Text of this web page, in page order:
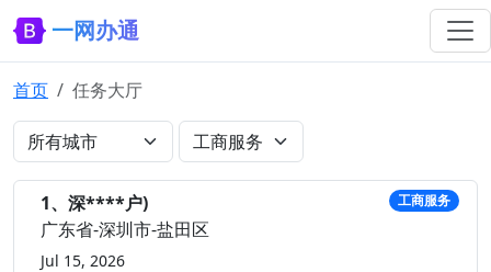
一网办通
首页 任务大厅
1、深****户)
广东省-深圳市-盐田区
Jul 15, 2026
工商服务